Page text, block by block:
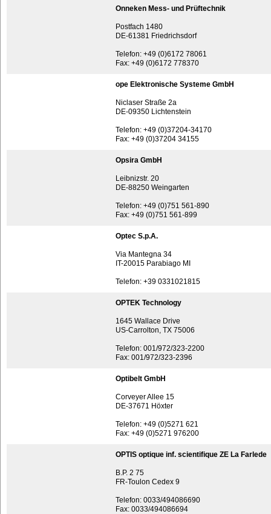
Onneken Mess- und Prüftechnik
Postfach 1480
DE-61381 Friedrichsdorf
Telefon: +49 (0)6172 78061
Fax: +49 (0)6172 778370
ope Elektronische Systeme GmbH
Niclaser Straße 2a
DE-09350 Lichtenstein
Telefon: +49 (0)37204-34170
Fax: +49 (0)37204 34155
Opsira GmbH
Leibnizstr. 20
DE-88250 Weingarten
Telefon: +49 (0)751 561-890
Fax: +49 (0)751 561-899
Optec S.p.A.
Via Mantegna 34
IT-20015 Parabiago MI
Telefon: +39 0331021815
OPTEK Technology
1645 Wallace Drive
US-Carrolton, TX 75006
Telefon: 001/972/323-2200
Fax: 001/972/323-2396
Optibelt GmbH
Corveyer Allee 15
DE-37671 Höxter
Telefon: +49 (0)5271 621
Fax: +49 (0)5271 976200
OPTIS optique inf. scientifique ZE La Farlede
B.P. 2 75
FR-Toulon Cedex 9
Telefon: 0033/494086690
Fax: 0033/494086694